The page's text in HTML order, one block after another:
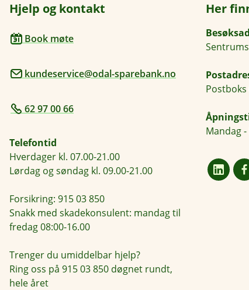
Hjelp og kontakt
Book møte
kundeservice@odal-sparebank.no
62 97 00 66
Telefontid
Hverdager kl. 07.00-21.00
Lørdag og søndag kl. 09.00-21.00
Forsikring: 915 03 850
Snakk med skadekonsulent: mandag til
fredag 08:00-16.00
Trenger du umiddelbar hjelp?
Ring oss på 915 03 850 døgnet rundt,
hele året
Her
Postboks
Mandag -